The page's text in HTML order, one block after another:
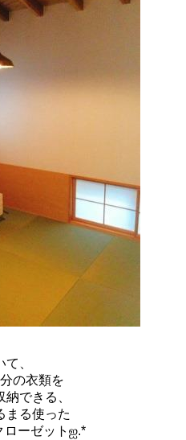
て、
の衣類を
納できる、
まる使った
ローゼットஐ.*